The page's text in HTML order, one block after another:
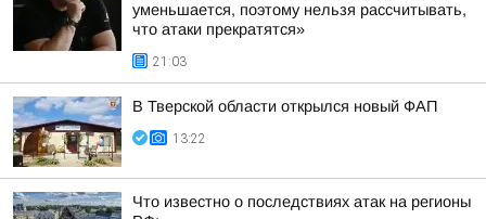
уменьшается, поэтому нельзя рассчитывать,
что атаки прекратятся»
21:03
В Тверской области открылся новый ФАП
13:22
Что известно о последствиях атак на регионы